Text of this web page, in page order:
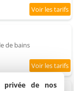
de bains
privée de nos